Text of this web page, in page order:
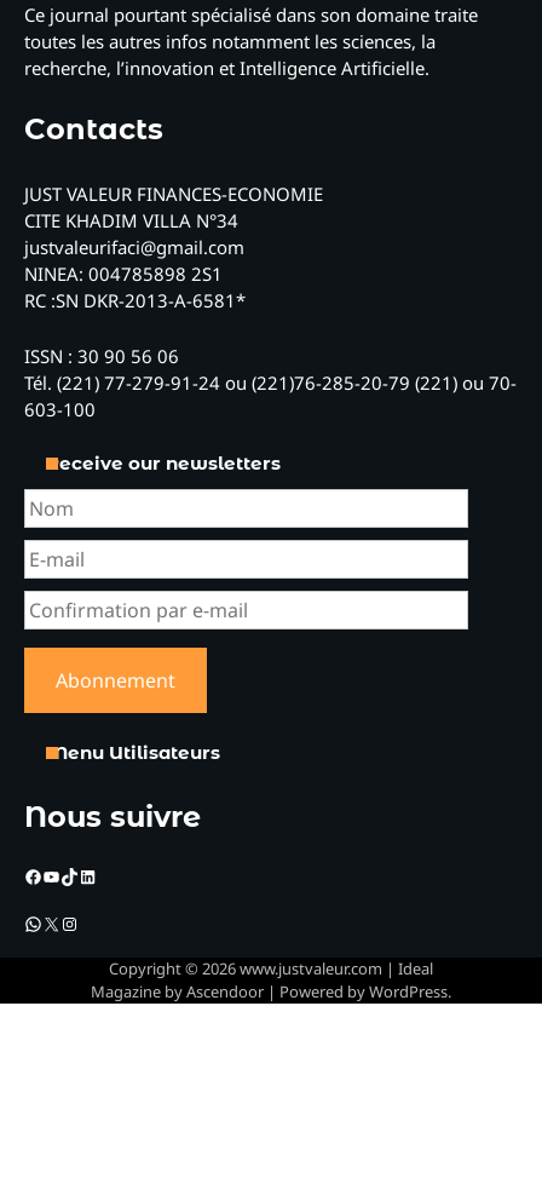
Ce journal pourtant spécialisé dans son domaine traite
toutes les autres infos notamment les sciences, la
recherche, l’innovation et Intelligence Artificielle.
Contacts
JUST VALEUR FINANCES-ECONOMIE
CITE KHADIM VILLA N°34
justvaleurifaci@gmail.com
NINEA: 004785898 2S1
RC :SN DKR-2013-A-6581*
ISSN : 30 90 56 06
Tél. (221) 77-279-91-24 ou (221)76-285-20-79 (221) ou 70-
603-100
Receive our newsletters
Menu Utilisateurs
Nous suivre
Facebook
YouTube
TikTok
LinkedIn
WhatsApp
X Instagram
Copyright © 2026www.justvaleur.com | Ideal
Magazine byAscendoor | Powered byWordPress.